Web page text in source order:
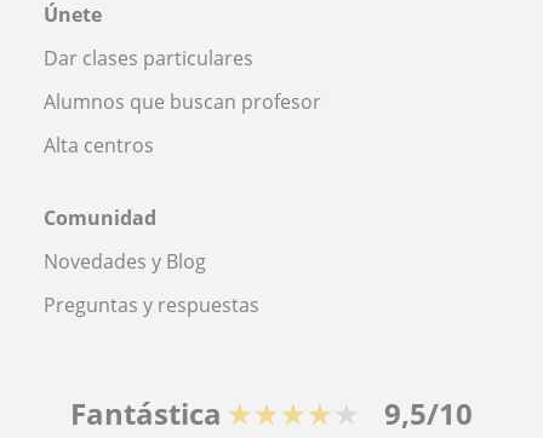
Únete
Dar clases particulares
Alumnos que buscan profesor
Alta centros
Comunidad
Novedades y Blog
Preguntas y respuestas
Fantástica ★★★★★ 9,5/10